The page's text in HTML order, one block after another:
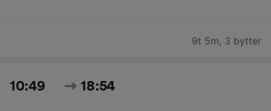
9t 5m, 3 bytter
10:49 18:54